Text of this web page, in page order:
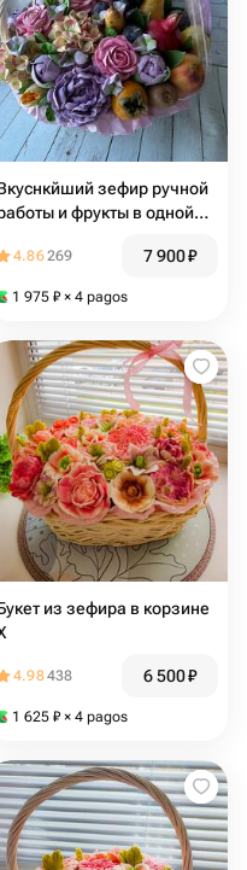
зефир ручной
и фрукты в одной
4.86269 7 900₽
1 975 ₽ × 4 pagos
из зефира в корзине
4.98438 6 500₽
1 625 ₽ × 4 pagos